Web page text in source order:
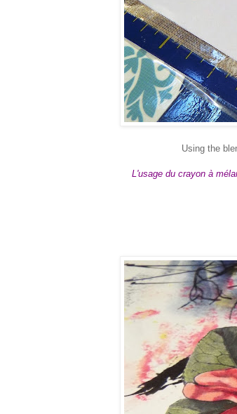
Using the
L'usage du crayon à